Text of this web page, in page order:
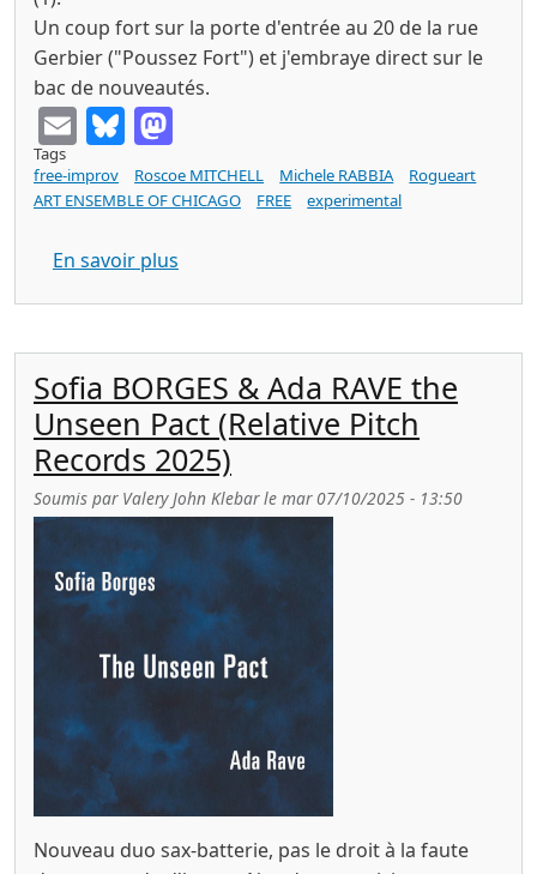
Un coup fort sur la porte d'entrée au 20 de la rue
Gerbier ("Poussez Fort") et j'embraye direct sur le
bac de nouveautés.
EmailBluesky
Tags
free-improv
Roscoe MITCHELL Michele RABBIA
Rogueart
ART ENSEMBLE OF CHICAGO
FREE experimental
En savoir plus
Sofia BORGES & Ada RAVE the
Unseen Pact (Relative Pitch
Records 2025)
Soumis par Valery John Klebarle mar 07/10/2025 - 13:50
Nouveau duo sax-batterie, pas le droit à la faute